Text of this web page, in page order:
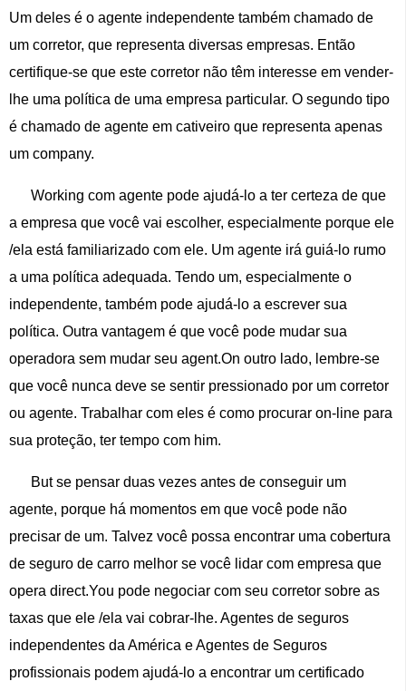
Um deles é o agente independente também chamado de
um corretor, que representa diversas empresas. Então
certifique-se que este corretor não têm interesse em vender-
lhe uma política de uma empresa particular. O segundo tipo
é chamado de agente em cativeiro que representa apenas
um company.
Working com agente pode ajudá-lo a ter certeza de que
a empresa que você vai escolher, especialmente porque ele
/ela está familiarizado com ele. Um agente irá guiá-lo rumo
a uma política adequada. Tendo um, especialmente o
independente, também pode ajudá-lo a escrever sua
política. Outra vantagem é que você pode mudar sua
operadora sem mudar seu agent.On outro lado, lembre-se
que você nunca deve se sentir pressionado por um corretor
ou agente. Trabalhar com eles é como procurar on-line para
sua proteção, ter tempo com him.
But se pensar duas vezes antes de conseguir um
agente, porque há momentos em que você pode não
precisar de um. Talvez você possa encontrar uma cobertura
de seguro de carro melhor se você lidar com empresa que
opera direct.You pode negociar com seu corretor sobre as
taxas que ele /ela vai cobrar-lhe. Agentes de seguros
independentes da América e Agentes de Seguros
profissionais podem ajudá-lo a encontrar um certificado